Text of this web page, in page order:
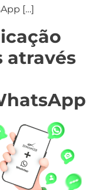
[…]
através